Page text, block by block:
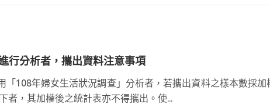
行分析者，攜出資料注意事項
「108年婦女生活狀況調查」分析者，若攜出資料之樣本數採加
者，其加權後之統計表亦不得攜出。使...